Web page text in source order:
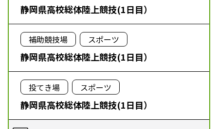
静岡県高校総体陸上競技(1日目）
補助競技場 スポーツ
静岡県高校総体陸上競技(1日目）
投てき場 スポーツ
静岡県高校総体陸上競技(1日目）